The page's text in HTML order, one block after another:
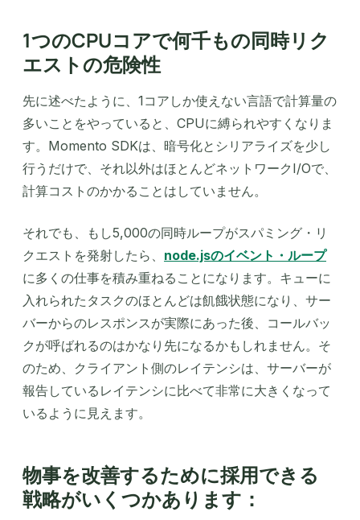
1つのCPUコアで何千もの同時リク
エストの危険性
先に述べたように、1コアしか使えない言語で計算量の
多いことをやっていると、CPUに縛られやすくなりま
す。Momento SDKは、暗号化とシリアライズを少し
行うだけで、それ以外はほとんどネットワークI/Oで、
計算コストのかかることはしていません。
それでも、もし5,000の同時ループがスパミング・リ
クエストを発射したら、 node.jsのイベント・ループ
に多くの仕事を積み重ねることになります。キューに
入れられたタスクのほとんどは飢餓状態になり、サー
バーからのレスポンスが実際にあった後、コールバッ
クが呼ばれるのはかなり先になるかもしれません。そ
のため、クライアント側のレイテンシは、サーバーが
報告しているレイテンシに比べて非常に大きくなって
いるように見えます。
物事を改善するために採用できる
戦略がいくつかあります：